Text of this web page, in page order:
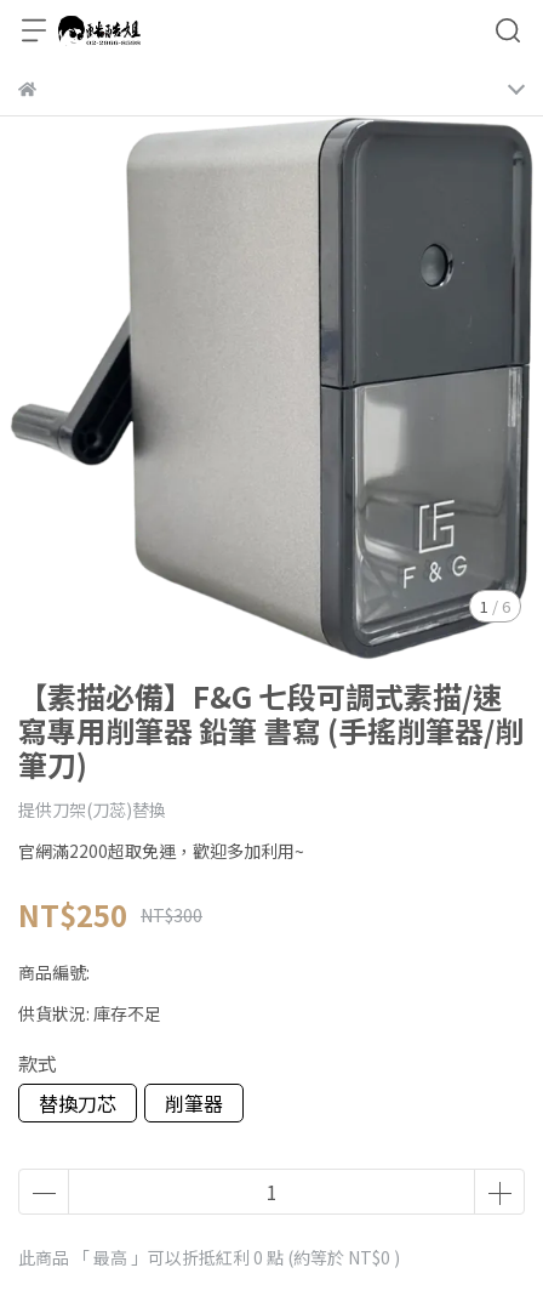
1 / 6
【素描必備】F&G 七段可調式素描/速
寫專用削筆器 鉛筆 書寫 (手搖削筆器/削
筆刀)
提供刀架(刀蕊)替換
官網滿2200超取免運，歡迎多加利用~
NT$250 NT$300
商品編號:
供貨狀況: 庫存不足
款式
替換刀芯
削筆器
此商品 「 最高 」可以折抵紅利 0 點 (約等於 NT$0 )